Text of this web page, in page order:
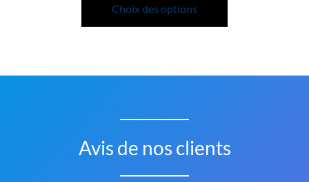
Choix des options
a
être
Avis de nos clients